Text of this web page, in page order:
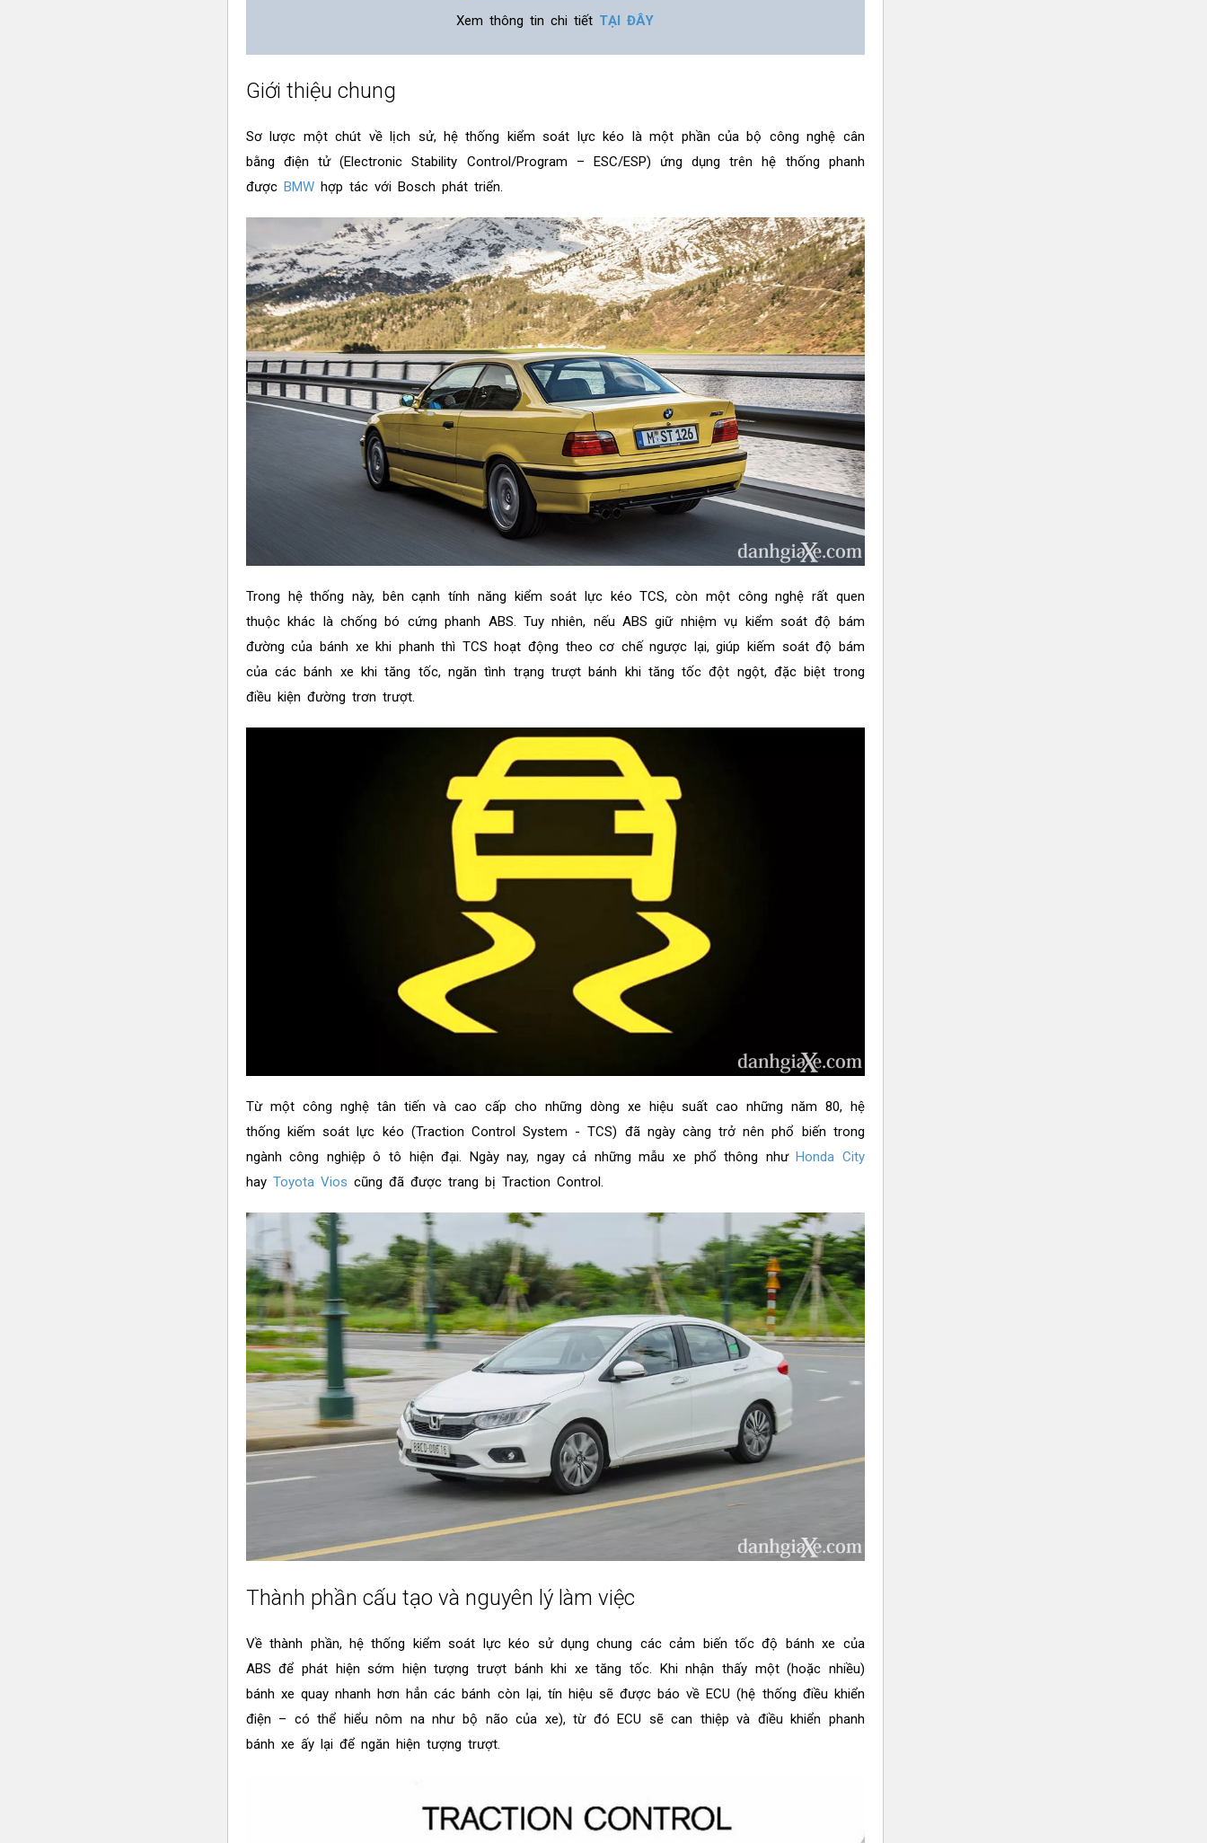
Xem thông tin chi tiết TẠI ĐÂY
Giới thiệu chung
Sơ lược một chút về lịch sử, hệ thống kiểm soát lực kéo là một phần của bộ công nghệ cân
bằng điện tử (Electronic Stability Control/Program – ESC/ESP) ứng dụng trên hệ thống phanh
được BMWhợp tác với Bosch phát triển.
Trong hệ thống này, bên cạnh tính năng kiểm soát lực kéo TCS, còn một công nghệ rất quen
thuộc khác là chống bó cứng phanh ABS. Tuy nhiên, nếu ABS giữ nhiệm vụ kiểm soát độ bám
đường của bánh xe khi phanh thì TCS hoạt động theo cơ chế ngược lại, giúp kiếm soát độ bám
của các bánh xe khi tăng tốc, ngăn tình trạng trượt bánh khi tăng tốc đột ngột, đặc biệt trong
điều kiện đường trơn trượt.
Từ một công nghệ tân tiến và cao cấp cho những dòng xe hiệu suất cao những năm 80, hệ
thống kiếm soát lực kéo (Traction Control System - TCS) đã ngày càng trở nên phổ biến trong
ngành công nghiệp ô tô hiện đại. Ngày nay, ngay cả những mẫu xe phổ thông nhưHonda City
hay Toyota Vios cũng đã được trang bị Traction Control.
Thành phần cấu tạo và nguyên lý làm việc
Về thành phần, hệ thống kiểm soát lực kéo sử dụng chung các cảm biến tốc độ bánh xe của
ABS để phát hiện sớm hiện tượng trượt bánh khi xe tăng tốc. Khi nhận thấy một (hoặc nhiều)
bánh xe quay nhanh hơn hẳn các bánh còn lại, tín hiệu sẽ được báo về ECU (hệ thống điều khiển
điện – có thể hiểu nôm na như bộ não của xe), từ đó ECU sẽ can thiệp và điều khiển phanh
bánh xe ấy lại để ngăn hiện tượng trượt.